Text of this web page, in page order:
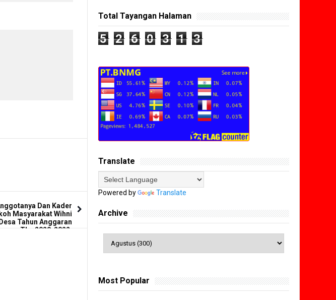
Dan Kader
Masyarakat Wihni
Tahun Anggaran
Thn 2020-2022.
Total Tayangan Halaman
5 2 6 0 3 1 3
Translate
Powered by Translate
Archive
Most Popular